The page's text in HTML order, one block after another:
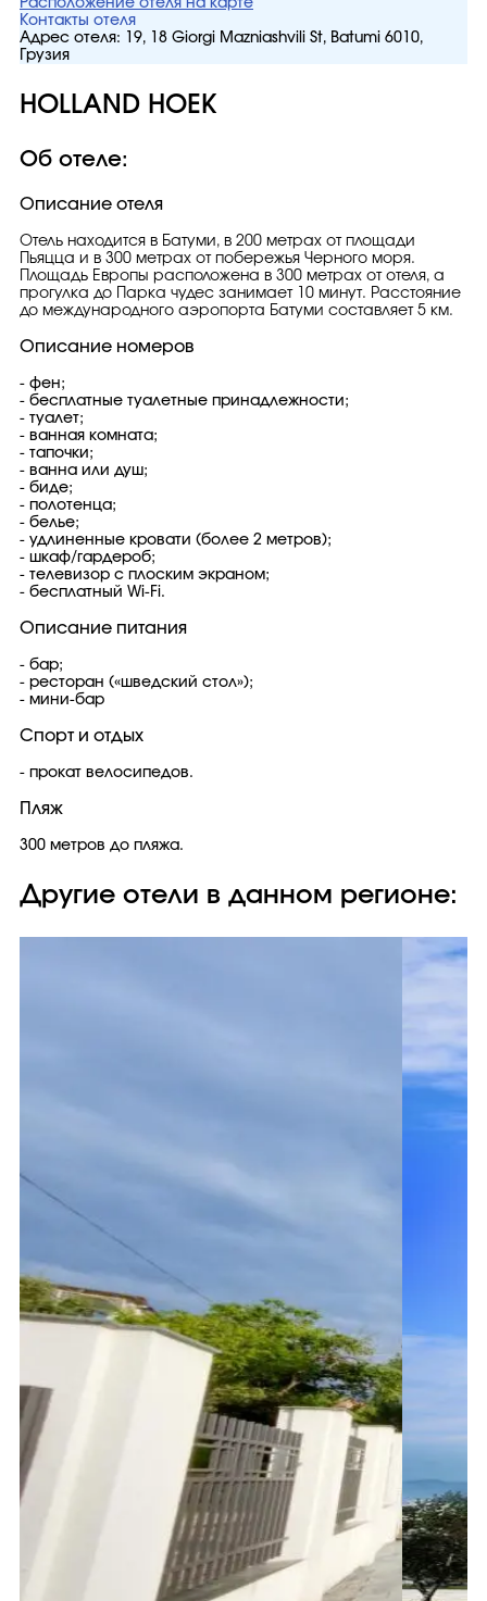
Расположение отеля на карте
Контакты отеля
Адрес отеля:
19, 18 Giorgi Mazniashvili St, Batumi 6010,
Грузия
HOLLAND HOEK
Об отеле:
Описание отеля
Отель находится в Батуми, в 200 метрах от площади
Пьяцца и в 300 метрах от побережья Черного моря.
Площадь Европы расположена в 300 метрах от отеля, а
прогулка до Парка чудес занимает 10 минут. Расстояние
до международного аэропорта Батуми составляет 5 км.
Описание номеров
- фен;
- бесплатные туалетные принадлежности;
- туалет;
- ванная комната;
- тапочки;
- ванна или душ;
- биде;
- полотенца;
- белье;
- удлиненные кровати (более 2 метров);
- шкаф/гардероб;
- телевизор с плоским экраном;
- бесплатный Wi-Fi.
Описание питания
- бар;
- ресторан («шведский стол»);
- мини-бар
Спорт и отдых
- прокат велосипедов.
Пляж
300 метров до пляжа.
Другие отели в данном регионе: